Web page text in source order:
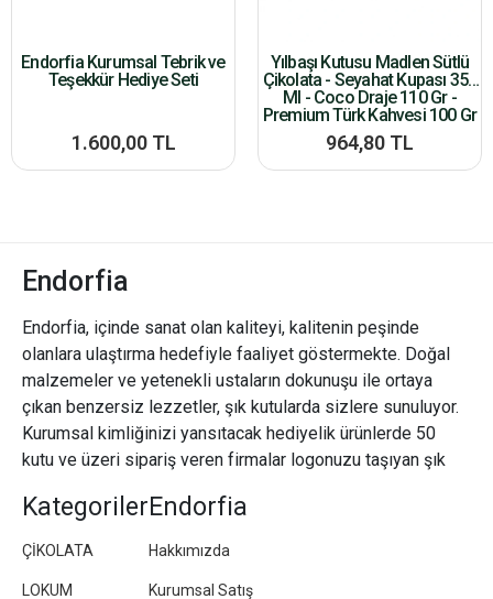
Endorfia Kurumsal Tebrik ve
Teşekkür Hediye Seti
1.600,00 TL
Yılbaşı Kutusu Madlen Sütlü
Çikolata - Seyahat Kupası 350
Ml - Coco Draje 110 Gr -
Premium Türk Kahvesi 100 Gr
964,80 TL
Endorfia
Endorfia, içinde sanat olan kaliteyi, kalitenin peşinde
olanlara ulaştırma hedefiyle faaliyet göstermekte. Doğal
malzemeler ve yetenekli ustaların dokunuşu ile ortaya
çıkan benzersiz lezzetler, şık kutularda sizlere sunuluyor.
Kurumsal kimliğinizi yansıtacak hediyelik ürünlerde 50
kutu ve üzeri sipariş veren firmalar logonuzu taşıyan şık
Kategoriler
ÇİKOLATA
LOKUM
Endorfia
Hakkımızda
Kurumsal Satış